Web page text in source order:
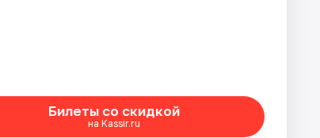
Билеты со скидкой
на Kassir.ru